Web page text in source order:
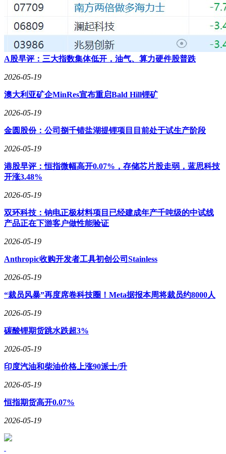
A股早评：三大指数集体低开，油气、算力硬件股普跌
2026-05-19
澳大利亚矿企MinRes宣布重启Bald Hill锂矿
2026-05-19
金圆股份：公司捌千错盐湖提锂项目目前处于试生产阶段
2026-05-19
港股早评：恒指微幅高开0.07%，存储芯片股走弱，蓝思科技
开涨3.48%
2026-05-19
双环科技：钠电正极材料项目已经建成年产千吨级的中试线
产品正在下游客户做性能验证
2026-05-19
Anthropic收购开发者工具初创公司Stainless
2026-05-19
“裁员风暴”再度席卷科技圈！Meta据报本周将裁员约8000人
2026-05-19
碳酸锂期货跳水跌超3%
2026-05-19
印度汽油和柴油价格上涨90派士/升
2026-05-19
恒指期货高开0.07%
2026-05-19